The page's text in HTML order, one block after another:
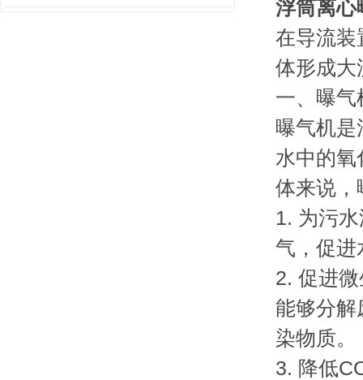
浮筒离心
在导流装
体形成大
一、曝气
曝气机是
水中的氧
体来说，
1. 为污
气，促进
2. 促进
能够分解
染物质。
3. 降低